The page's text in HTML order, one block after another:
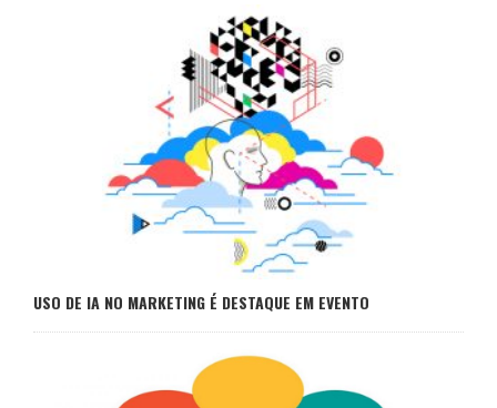
USO DE IA NO MARKETING É DESTAQUE EM EVENTO